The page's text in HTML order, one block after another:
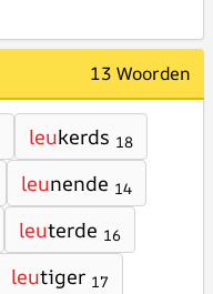
13 Woorden
leukerds 18
leunende 14
leuterde 16
leutiger 17